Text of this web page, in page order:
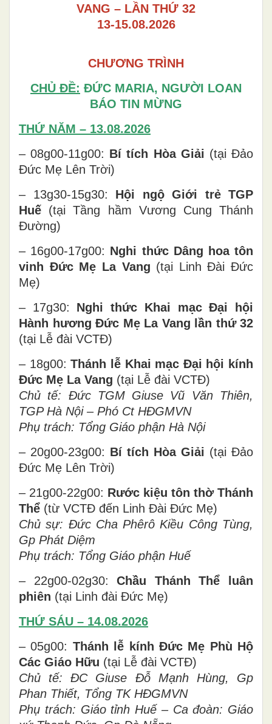
VANG – LẦN THỨ 32
13-15.08.2026
CHƯƠNG TRÌNH
CHỦ ĐỀ: ĐỨC MARIA, NGƯỜI LOAN
BÁO TIN MỪNG
THỨ NĂM – 13.08.2026
– 08g00-11g00: Bí tích Hòa Giải (tại Đảo
Đức Mẹ Lên Trời)
– 13g30-15g30: Hội ngộGiới trẻTGP
Huế (tại Tầng hầm Vương Cung Thánh
Đường)
– 16g00-17g00: Nghi thức Dâng hoatôn
vinh Đức Mẹ La Vang (tại Linh Đài Đức
Mẹ)
– 17g30: Nghi thức Khai mạc Đại hội
Hành hương Đức Mẹ La Vang lần thứ 32
(tại Lễ đài VCTĐ)
– 18g00:Thánh lễ Khai mạc Đại hội kính
Đức Mẹ La Vang (tại Lễ đài VCTĐ)
Chủ tế: Đức TGM Giuse Vũ Văn Thiên,
TGP Hà Nội – Phó Ct HĐGMVN
Phụ trách: Tổng Giáo phận Hà Nội
– 20g00-23g00: Bí tích Hòa Giải (tại Đảo
Đức Mẹ Lên Trời)
– 21g00-22g00: Rước kiệu tôn thờ Thánh
Thể (từ VCTĐ đến Linh Đài Đức Mẹ)
Chủ sự: Đức Cha Phêrô Kiều Công Tùng,
Gp Phát Diệm
Phụ trách: Tổng Giáo phận Huế
– 22g00-02g30:Chầu Thánh Thể luân
phiên (tại Linh đài Đức Mẹ)
THỨ SÁU – 14.08.2026
– 05g00: Thánh lễ kính Đức Mẹ Phù Hộ
Các Giáo Hữu (tại Lễ đài VCTĐ)
Chủ tế: ĐC Giuse Đỗ Mạnh Hùng, Gp
Phan Thiết, Tổng TK HĐGMVN
Phụ trách: Giáo tỉnh Huế – Ca đoàn: Giáo